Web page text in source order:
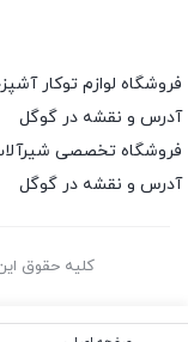
فروشگاه لوازم توکار
آدرس و نقشه در گوگل
فروشگاه تخصصی
آدرس و نقشه در گوگل
کلیه حقوق این